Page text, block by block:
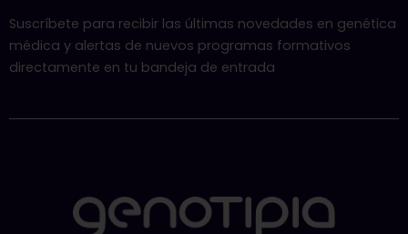
Suscríbete para recibir las últimas novedades en genética
médica y alertas de nuevos programas formativos
directamente en tu bandeja de entrada